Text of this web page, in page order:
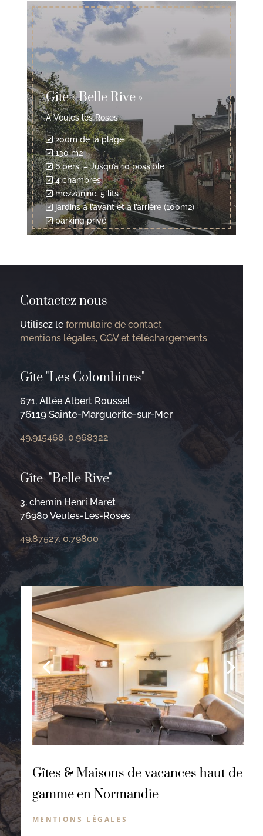
Gîte « Belle Rive »
A Veules les Roses
200m de la plage
130 m2
6 pers. – Jusqu’à 10 possible
4 chambres
mezzanine, 5 lits
jardins à l’avant et a l’arrière (100m2)
parking privé
Contactez nous
Utilisez le formulaire de contact
mentions légales, CGV et téléchargements
Gîte "Les Colombines"
671, Allée Albert Roussel
76119 Sainte-Marguerite-sur-Mer
49.915468, 0.968322
Gîte "Belle Rive"
3, chemin Henri Maret
76980 Veules-Les-Roses
49.87527, 0.79800
Gîtes & Maisons de vacances haut de
gamme en Normandie
MENTIONS LÉGALES